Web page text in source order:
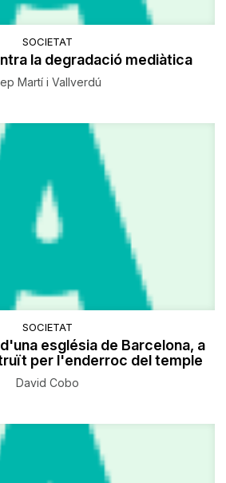
SOCIETAT
la degradació mediàtica
Martí i Vallverdú
SOCIETAT
església de Barcelona, a
per l'enderroc del temple
David Cobo